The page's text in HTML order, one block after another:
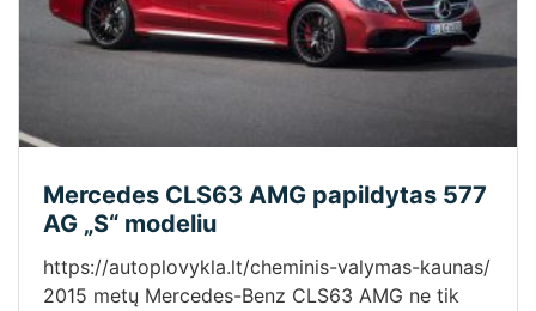
Mercedes CLS63 AMG papildytas 577
AG „S“ modeliu
https://autoplovykla.lt/cheminis-valymas-kaunas/
2015 metų Mercedes-Benz CLS63 AMG ne tik